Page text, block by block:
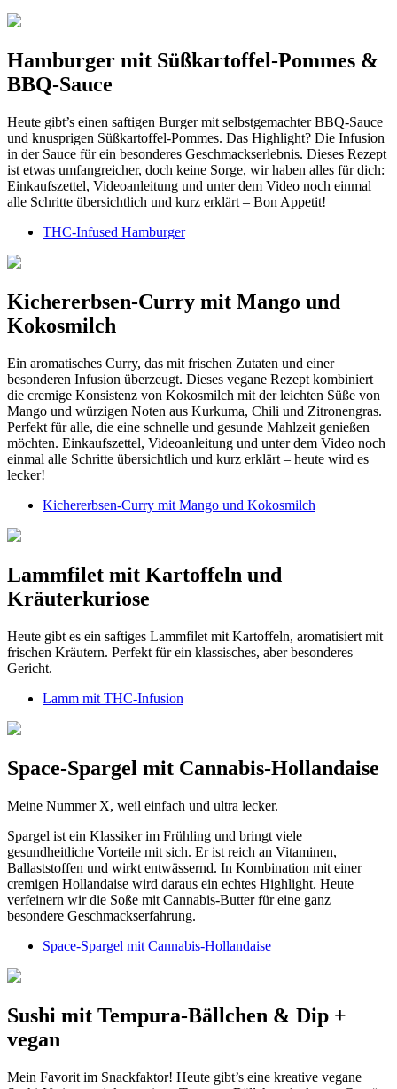
Hamburger mit Süßkartoffel-Pommes &
BBQ-Sauce
Heute gibt’s einen saftigen Burger mit selbstgemachter BBQ-Sauce
und knusprigen Süßkartoffel-Pommes. Das Highlight? Die Infusion
in der Sauce für ein besonderes Geschmackserlebnis. Dieses Rezept
ist etwas umfangreicher, doch keine Sorge, wir haben alles für dich:
Einkaufszettel, Videoanleitung und unter dem Video noch einmal
alle Schritte übersichtlich und kurz erklärt – Bon Appetit!
THC-Infused Hamburger
Kichererbsen-Curry mit Mango und
Kokosmilch
Ein aromatisches Curry, das mit frischen Zutaten und einer
besonderen Infusion überzeugt. Dieses vegane Rezept kombiniert
die cremige Konsistenz von Kokosmilch mit der leichten Süße von
Mango und würzigen Noten aus Kurkuma, Chili und Zitronengras.
Perfekt für alle, die eine schnelle und gesunde Mahlzeit genießen
möchten. Einkaufszettel, Videoanleitung und unter dem Video noch
einmal alle Schritte übersichtlich und kurz erklärt – heute wird es
lecker!
Kichererbsen-Curry mit Mango und Kokosmilch
Lammfilet mit Kartoffeln und
Kräuterkuriose
Heute gibt es ein saftiges Lammfilet mit Kartoffeln, aromatisiert mit
frischen Kräutern. Perfekt für ein klassisches, aber besonderes
Gericht.
Lamm mit THC-Infusion
Space-Spargel mit Cannabis-Hollandaise
Meine Nummer X, weil einfach und ultra lecker.
Spargel ist ein Klassiker im Frühling und bringt viele
gesundheitliche Vorteile mit sich. Er ist reich an Vitaminen,
Ballaststoffen und wirkt entwässernd. In Kombination mit einer
cremigen Hollandaise wird daraus ein echtes Highlight. Heute
verfeinern wir die Soße mit Cannabis-Butter für eine ganz
besondere Geschmackserfahrung.
Space-Spargel mit Cannabis-Hollandaise
Sushi mit Tempura-Bällchen & Dip +
vegan
Mein Favorit im Snackfaktor! Heute gibt’s eine kreative vegane